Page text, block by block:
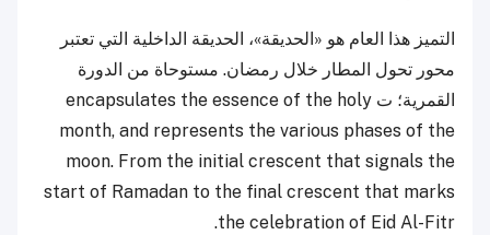
التميز هذا العام هو «الحديقة»، الحديقة الداخلية التي تعتبر
محور تحول المطار خلال رمضان. مستوحاة من الدورة
القمرية؛ ت encapsulates the essence of the holy
month, and represents the various phases of the
moon. From the initial crescent that signals the
start of Ramadan to the final crescent that marks
the celebration of Eid Al-Fitr.